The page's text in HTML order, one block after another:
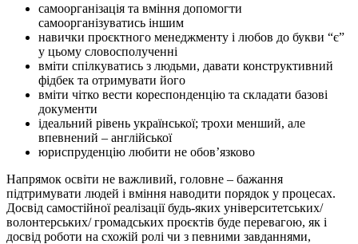
самоорганізація та вміння допомогти
самоорганізуватись іншим
навички проєктного менеджменту і любов до букви “є”
у цьому словосполученні
вміти спілкуватись з людьми, давати конструктивний
фідбек та отримувати його
вміти чітко вести кореспонденцію та складати базові
документи
ідеальний рівень української; трохи менший, але
впевнений – англійської
юриспруденцію любити не обовʼязково
Напрямок освіти не важливий, головне – бажання
підтримувати людей і вміння наводити порядок у процесах.
Досвід самостійної реалізації будь-яких університетських/
волонтерських/ громадських проєктів буде перевагою, як і
досвід роботи на схожій ролі чи з певними завданнями,